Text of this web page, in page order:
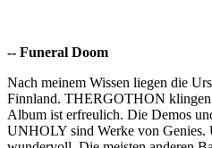
-- Funeral Doom
Nach meinem Wissen liegen die
Finnland. THERGOTHON
Album ist erfreulich. Die Demos
UNHOLY sind Werke von